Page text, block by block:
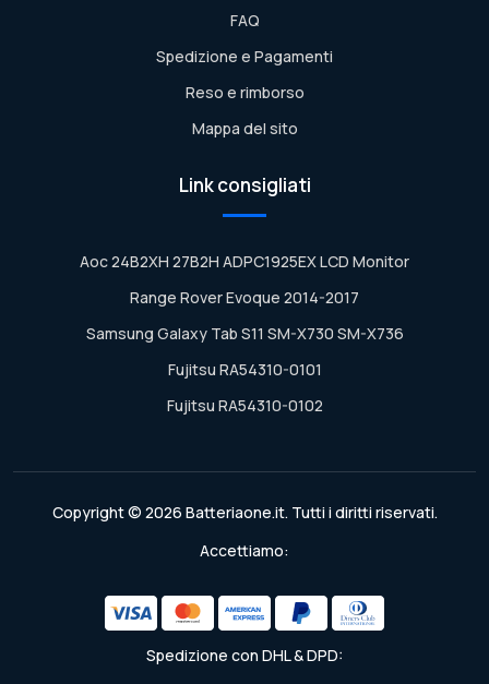
FAQ
Spedizione e Pagamenti
Reso e rimborso
Mappa del sito
Link consigliati
Aoc 24B2XH 27B2H ADPC1925EX LCD Monitor
Range Rover Evoque 2014-2017
Samsung Galaxy Tab S11 SM-X730 SM-X736
Fujitsu RA54310-0101
Fujitsu RA54310-0102
Copyright © 2026 Batteriaone.it. Tutti i diritti riservati.
Accettiamo:
Spedizione con DHL & DPD: